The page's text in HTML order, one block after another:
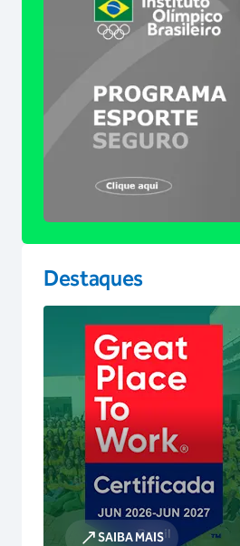
Destaques
SAIBA MAIS